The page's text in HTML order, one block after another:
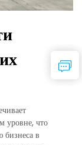
уровне, что
бизнеса в